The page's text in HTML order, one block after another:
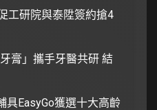
工研院與泰陞簽約搶4
膏」攜手牙醫共研 結
具EasyGo獲選十大高齡